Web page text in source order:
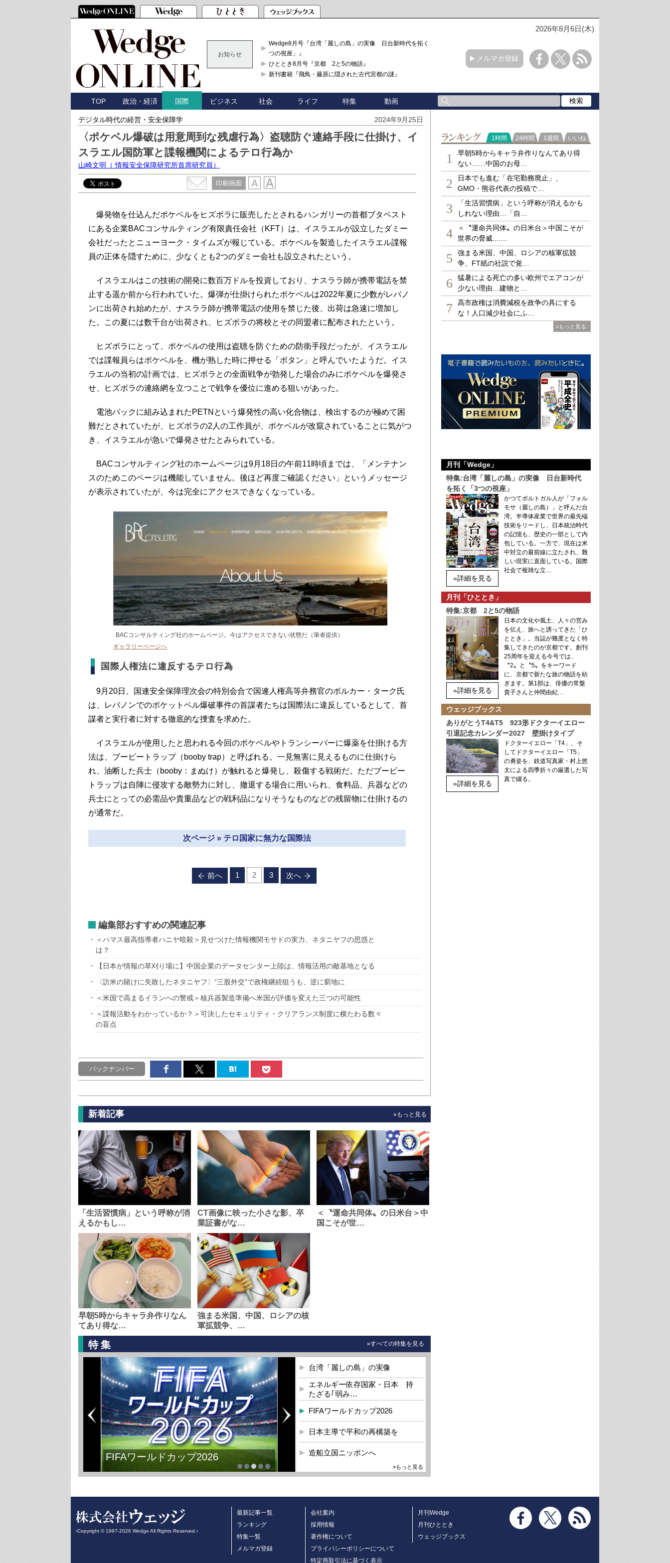
2026年8月6日(木)
お知らせ
Wedge8月号『台湾「麗しの島」の実像 日台新時代を拓く「3
つの視座」』
ひととき8月号『京都 2と5の物語』
新刊書籍『飛鳥・藤原に隠された古代宮都の謎』
メルマガ登録
TOP 政治・経済 国際 ビジネス 社会 ライフ 特集 動画
デジタル時代の経営・安全保障学 2024年9月25日
〈ポケベル爆破は用意周到な残虐行為〉盗聴防ぐ連絡手段に仕掛け、イ
スラエル国防軍と諜報機関によるテロ行為か
山崎文明 （ 情報安全保障研究所首席研究員）
印刷画面
爆発物を仕込んだポケベルをヒズボラに販売したとされるハンガリーの首都ブタペスト
にある企業BACコンサルティング有限責任会社（KFT）は、イスラエルが設立したダミー
会社だったとニューヨーク・タイムズが報じている。ポケベルを製造したイスラエル諜報
員の正体を隠すために、少なくとも2つのダミー会社も設立されたという。
イスラエルはこの技術の開発に数百万ドルを投資しており、ナスララ師が携帯電話を禁
止する遥か前から行われていた。爆弾が仕掛けられたポケベルは2022年夏に少数がレバノ
ンに出荷され始めたが、ナスララ師が携帯電話の使用を禁じた後、出荷は急速に増加し
た。この夏には数千台が出荷され、ヒズボラの将校とその同盟者に配布されたという。
ヒズボラにとって、ポケベルの使用は盗聴を防ぐための防衛手段だったが、イスラエル
では諜報員らはポケベルを、機が熟した時に押せる「ボタン」と呼んでいたようだ。イス
ラエルの当初の計画では、ヒズボラとの全面戦争が勃発した場合のみにポケベルを爆発さ
せ、ヒズボラの連絡網を立つことで戦争を優位に進める狙いがあった。
電池パックに組み込まれたPETNという爆発性の高い化合物は、検出するのが極めて困
難だとされていたが、ヒズボラの2人の工作員が、ポケベルが改竄されていることに気がつ
き、イスラエルが急いで爆発させたとみられている。
BACコンサルティング社のホームページは9月18日の午前11時頃までは、「メンテナン
スのためこのページは機能していません。後ほど再度ご確認ください」というメッセージ
が表示されていたが、今は完全にアクセスできなくなっている。
BACコンサルティング社のホームページ。今はアクセスできない状態だ（筆者提供）
ギャラリーページへ
国際人権法に違反するテロ行為
9月20日、国連安全保障理次会の特別会合で国連人権高等弁務官のボルカー・ターク氏
は、レバノンでのポケットベル爆破事件の首謀者たちは国際法に違反しているとして、首
謀者と実行者に対する徹底的な捜査を求めた。
イスラエルが使用したと思われる今回のポケベルやトランシーバーに爆薬を仕掛ける方
法は、ブービートラップ（booby trap）と呼ばれる。一見無害に見えるものに仕掛けら
れ、油断した兵士（booby：まぬけ）が触れると爆発し、殺傷する戦術だ。ただブービー
トラップは自陣に侵攻する敵勢力に対し、撤退する場合に用いられ、食料品、兵器などの
兵士にとっての必需品や貴重品などの戦利品になりそうなものなどの残留物に仕掛けるの
が通常だ。
次ページ » テロ国家に無力な国際法
前へ 1 2 3 次へ
編集部おすすめの関連記事
＜ハマス最高指導者ハニヤ暗殺＞見せつけた情報機関モサドの実力、ネタニヤフの思惑と
は？
【日本が情報の草刈り場に】中国企業のデータセンター上陸は、情報活用の敵基地となる
〈訪米の賭けに失敗したネタニヤフ〉“三股外交”で政権継続狙うも、逆に窮地に
＜米国で高まるイランへの警戒＞核兵器製造準備へ米国が評価を変えた三つの可能性
＜諜報活動をわかっているか？＞可決したセキュリティ・クリアランス制度に横たわる数々
の盲点
バックナンバー
新着記事 »もっと見る
「生活習慣病」という呼称が消
えるかもし…
CT画像に映った小さな影、卒
業証書がな…
＜〝運命共同体〟の日米台＞中
国こそが世…
早朝5時からキャラ弁作りなん
てあり得な…
強まる米国、中国、ロシアの核
軍拡競争、…
特集 »すべての特集を見る
FIFAワールドカップ2026
台湾「麗しの島」の実像
エネルギー依存国家・日本 持
たざる｢弱み…
FIFAワールドカップ2026
日本主導で平和の再構築を
造船立国ニッポンへ
»もっと見る
ランキング
1時間 24時間 1週間 いいね
1
早朝5時からキャラ弁作りなんてあり得
ない……中国のお母…
2
日本でも進む「在宅勤務廃止」、
GMO・熊谷代表の投稿で…
3
「生活習慣病」という呼称が消えるかも
しれない理由…「自…
4
＜〝運命共同体〟の日米台＞中国こそが
世界の脅威....…
5
強まる米国、中国、ロシアの核軍拡競
争、FT紙の社説で覚…
6
猛暑による死亡の多い欧州でエアコンが
少ない理由…建物と…
7
高市政権は消費減税を政争の具にする
な！人口減少社会にふ…
»もっと見る
月刊「Wedge」
特集:台湾「麗しの島」の実像 日台新時代
を拓く「3つの視座」
»詳細を見る
かつてポルトガル人が「フォル
モサ（麗しの島）」と呼んだ台
湾。半導体産業で世界の最先端
技術をリードし、日本統治時代
の記憶も、歴史の一部として内
包している。一方で、現在は米
中対立の最前線に立たされ、難
しい現実に直面している。国際
社会で複雑な立…
月刊「ひととき」
特集:京都 2と5の物語
»詳細を見る
日本の文化や風土、人々の営み
を伝え、旅へと誘ってきた「ひ
ととき」。当誌が幾度となく特
集してきたのが京都です。創刊
25周年を迎える今号では、
〝2〟と〝5〟をキーワード
に、京都で新たな旅の物語を紡
ぎます。第1部は、俳優の常盤
貴子さんと仲間由紀…
ウェッジブックス
ありがとうT4&T5 923形ドクターイエロー
引退記念カレンダー2027 壁掛けタイプ
»詳細を見る
ドクターイエロー「T4」、そ
してドクターイエロー「T5」
の勇姿を、鉄道写真家・村上悠
太による四季折々の厳選した写
真で綴る。
‹Copyright © 1997-2026 Wedge All Rights Reserved.›
最新記事一覧
ランキング
特集一覧
メルマガ登録
会社案内
採用情報
著作権について
プライバシーポリシーについて
特定商取引法に基づく表示
月刊Wedge
月刊ひととき
ウェッジブックス